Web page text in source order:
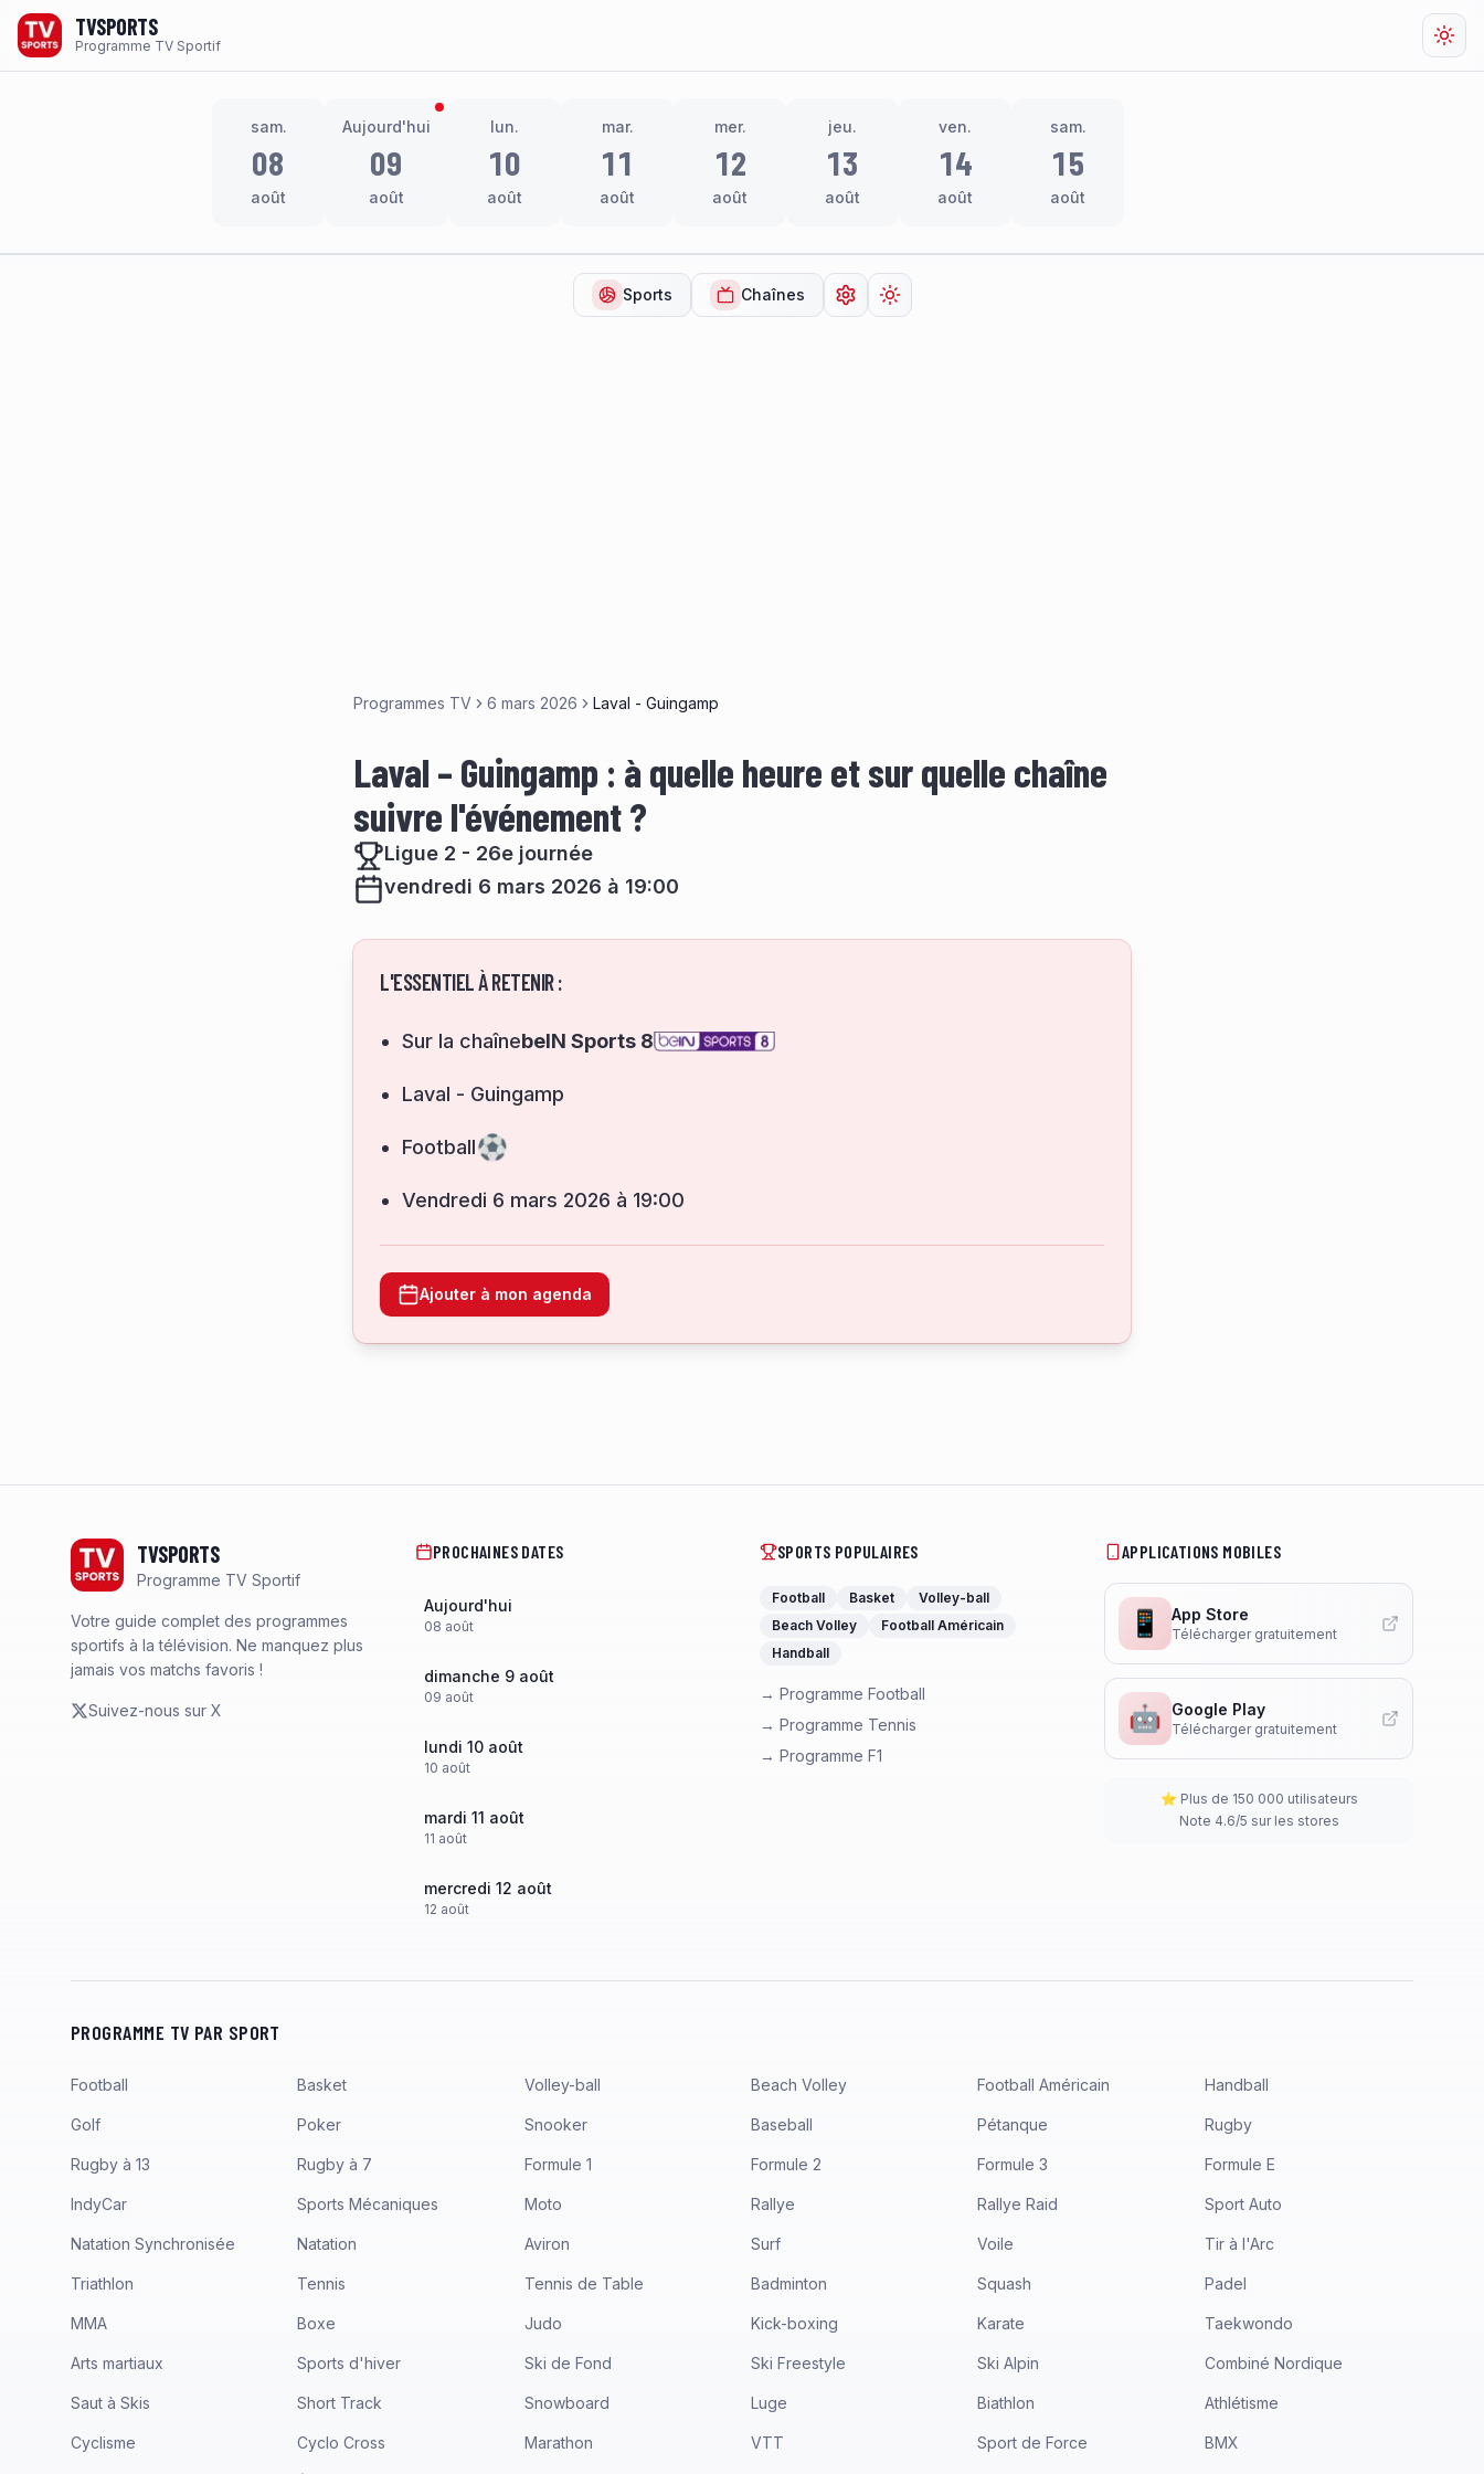
TVSPORTS
Programme TV Sportif
sam.
08
août
Aujourd'hui
09
août
lun.
10
août
mar.
11
août
mer.
12
août
jeu.
13
août
ven.
14
août
sam.
15
août
Sports Chaînes Ouvrir les paramètres
Changer de thème
Programmes TV 6 mars 2026 Laval - Guingamp
Laval – Guingamp : à quelle heure et sur quelle chaîne
suivre l'événement ?
Ligue 2 - 26e journée
vendredi 6 mars 2026 à 19:00
L'ESSENTIEL À RETENIR :
Sur la chaînebeIN Sports 8
Laval - Guingamp
Football
vendredi 6 mars 2026 à 19:00
Ajouter à mon agenda
TVSPORTS
Programme TV Sportif
Votre guide complet des programmes
sportifs à la télévision. Ne manquez plus
jamais vos matchs favoris !
Suivez-nous sur X
PROCHAINES DATES
Aujourd'hui
08 août
dimanche 9 août
09 août
lundi 10 août
10 août
mardi 11 août
11 août
mercredi 12 août
12 août
SPORTS POPULAIRES
Football Basket
Volley-ball
Beach Volley
Football Américain
Handball
→ Programme Football
→ Programme Tennis
→ Programme F1
APPLICATIONS MOBILES
📱 App Store
Télécharger gratuitement
🤖 Google Play
Télécharger gratuitement
⭐ Plus de 150 000 utilisateurs
Note 4.6/5 sur les stores
PROGRAMME TV PAR SPORT
Football Basket Volley-ball Beach Volley Football Américain Handball
Golf Poker Snooker Baseball Pétanque Rugby
Rugby à 13 Rugby à 7 Formule 1 Formule 2 Formule 3 Formule E
IndyCar Sports Mécaniques Moto Rallye Rallye Raid Sport Auto
Natation Synchronisée Natation Aviron Surf Voile Tir à l'Arc
Triathlon Tennis Tennis de Table Badminton Squash Padel
MMA Boxe Judo Kick-boxing Karate Taekwondo
Arts martiaux Sports d'hiver Ski de Fond Ski Freestyle Ski Alpin Combiné Nordique
Saut à Skis Short Track Snowboard Luge Biathlon Athlétisme
Cyclisme Cyclo Cross Marathon VTT Sport de Force BMX